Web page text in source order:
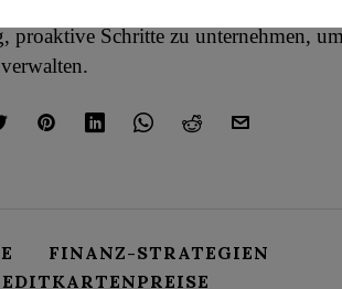
wiederzuerlangen. In
proaktive Schritte zu unternehmen,
FINANZ-STRATEGIEN